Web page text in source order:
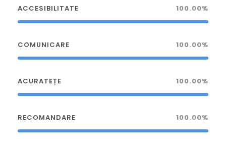
ACCESIBILITATE 100.00%
COMUNICARE 100.00%
ACURATEȚE 100.00%
RECOMANDARE 100.00%